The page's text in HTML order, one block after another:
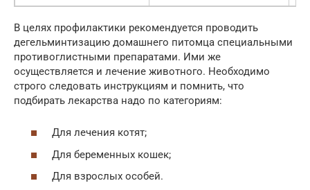
В целях профилактики рекомендуется проводить
дегельминтизацию домашнего питомца специальными
противоглистными препаратами. Ими же
осуществляется и лечение животного. Необходимо
строго следовать инструкциям и помнить, что
подбирать лекарства надо по категориям:
Для лечения котят;
Для беременных кошек;
Для взрослых особей.